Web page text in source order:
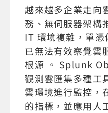
越來越多企業走向
務、無伺服器架構
IT 環境複雜，單憑
已無法有效察覺雲
根源 。 Splunk
觀測雲匯集多種工
雲環境進行監控，
的指標，並應用人